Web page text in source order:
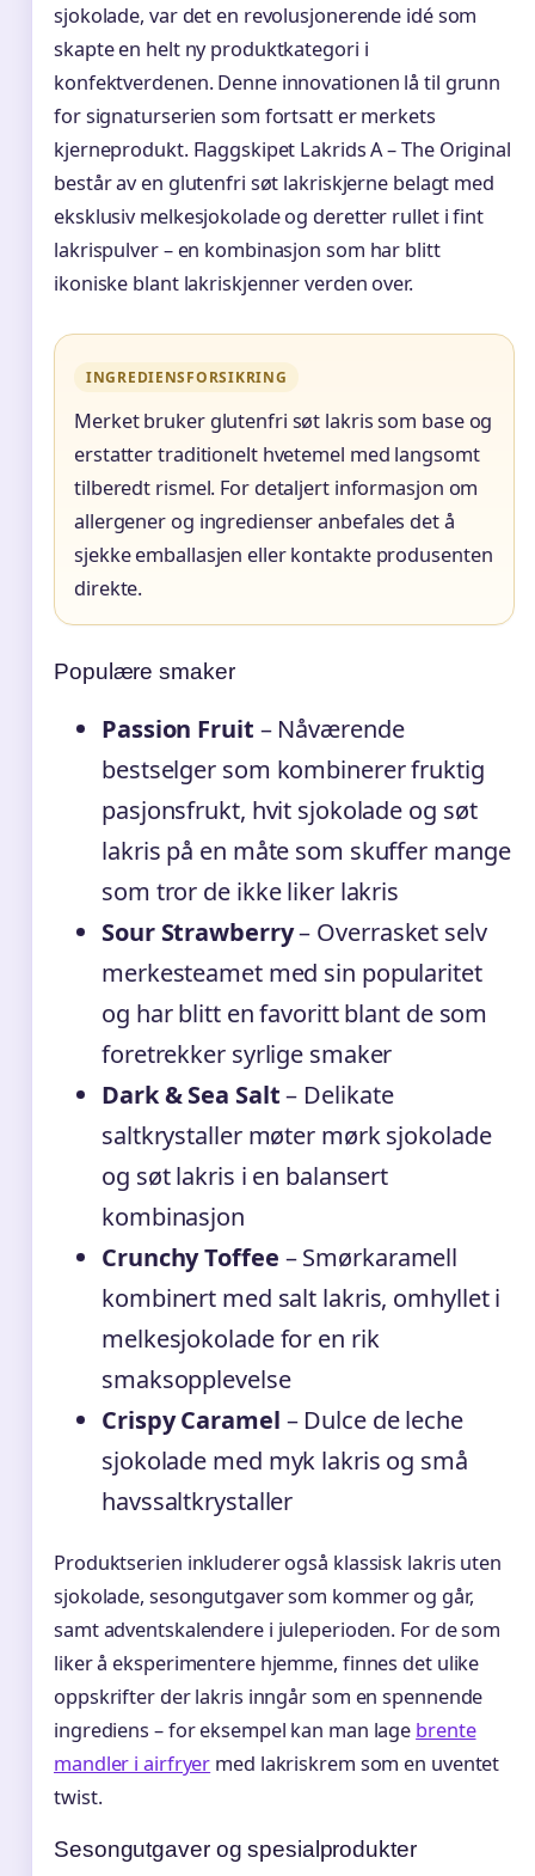
sjokolade, var det en revolusjonerende idé som
skapte en helt ny produktkategori i
konfektverdenen. Denne innovationen lå til grunn
for signaturserien som fortsatt er merkets
kjerneprodukt. Flaggskipet Lakrids A – The Original
består av en glutenfri søt lakriskjerne belagt med
eksklusiv melkesjokolade og deretter rullet i fint
lakrispulver – en kombinasjon som har blitt
ikoniske blant lakriskjenner verden over.
INGREDIENSFORSIKRING
Merket bruker glutenfri søt lakris som base og
erstatter traditionelt hvetemel med langsomt
tilberedt rismel. For detaljert informasjon om
allergener og ingredienser anbefales det å
sjekke emballasjen eller kontakte produsenten
direkte.
Populære smaker
Passion Fruit – Nåværende
bestselger som kombinerer fruktig
pasjonsfrukt, hvit sjokolade og søt
lakris på en måte som skuffer mange
som tror de ikke liker lakris
Sour Strawberry– Overrasket selv
merkesteamet med sin popularitet
og har blitt en favoritt blant de som
foretrekker syrlige smaker
Dark & Sea Salt– Delikate
saltkrystaller møter mørk sjokolade
og søt lakris i en balansert
kombinasjon
Crunchy Toffee – Smørkaramell
kombinert med salt lakris, omhyllet i
melkesjokolade for en rik
smaksopplevelse
Crispy Caramel – Dulce de leche
sjokolade med myk lakris og små
havssaltkrystaller
Produktserien inkluderer også klassisk lakris uten
sjokolade, sesongutgaver som kommer og går,
samt adventskalendere i juleperioden. For de som
liker å eksperimentere hjemme, finnes det ulike
oppskrifter der lakris inngår som en spennende
ingrediens – for eksempel kan man lage brente
mandler i airfryer med lakriskrem som en uventet
twist.
Sesongutgaver og spesialprodukter